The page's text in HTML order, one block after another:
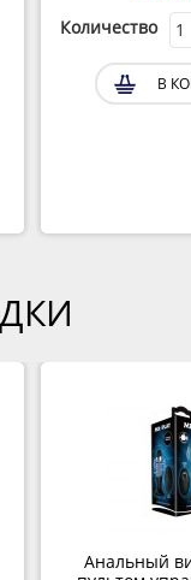
Количество
В
Анальный